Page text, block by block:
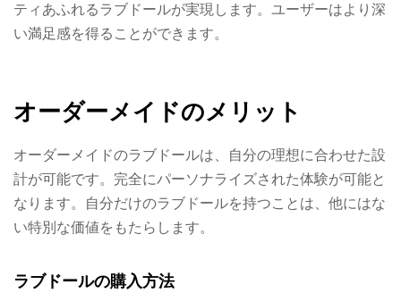
ティあふれるラブドールが実現します。ユーザーはより深
い満足感を得ることができます。
オーダーメイドのメリット
オーダーメイドのラブドールは、自分の理想に合わせた設
計が可能です。完全にパーソナライズされた体験が可能と
なります。自分だけのラブドールを持つことは、他にはな
い特別な価値をもたらします。
ラブドールの購入方法